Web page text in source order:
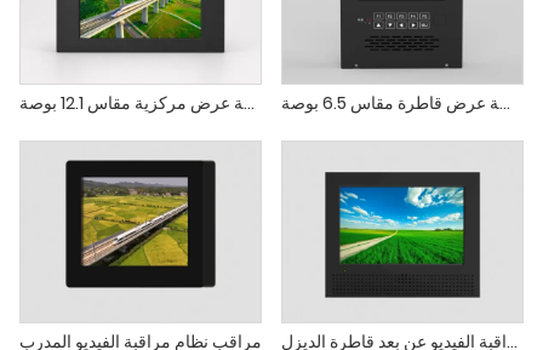
شاشة عرض مركزية مقاس 12.1 بوصة شاشة عرض قاطرة مقاس 6.5 بوصة
مراقب نظام مراقبة الفيديو المدرب شاشة فرعية لنظام مراقبة الفيديو عن بعد قاطرة الديزل